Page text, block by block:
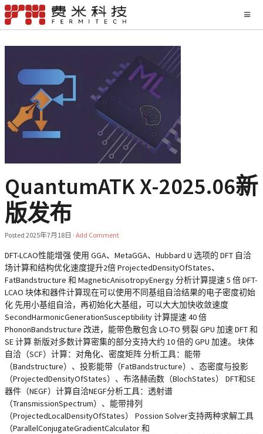
QuantumATK X-2025.06新
版发布
Posted 2025年7月18日 · Add Comment
DFT-LCAO性能增强 使用 GGA、MetaGGA、Hubbard U 选项的 DFT 自洽
场计算和结构优化速度提升2倍 ProjectedDensityOfStates、
FatBandstructure 和 MagneticAnisotropyEnergy 分析计算提速 5 倍 DFT-
LCAO 块体和器件计算现在可以使用不同基组自洽结果的电子密度初始
化 先用小基组自洽，再初始化大基组，可以大大加快收敛速度
SecondHarmonicGenerationSusceptibility 计算提速 40 倍
PhononBandstructure 改进，能带色散包含 LO-TO 劈裂 GPU 加速 DFT 和
SE 计算 新版对多数计算密集的部分支持大约 10 倍的 GPU 加速。 块体
自洽（SCF）计算：对角化、密度矩阵 分析工具：能带
（Bandstructure）、投影能带（FatBandstructure）、态密度与投影
（ProjectedDensityOfStates）、布洛赫函数（BlochStates） DFT和SE
器件（NEGF）计算自洽NEGF分析工具：透射谱
（TransmissionSpectrum）、能带排列
（ProjectedLocalDensityOfStates） Possion Solver支持两种求解工具
（ParallelConjugateGradientCalculator 和